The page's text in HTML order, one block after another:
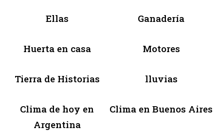
Ellas Ganadería
Huerta en casa Motores
Tierra de Historias lluvias
Clima de hoy en
Argentina
Clima en Buenos Aires